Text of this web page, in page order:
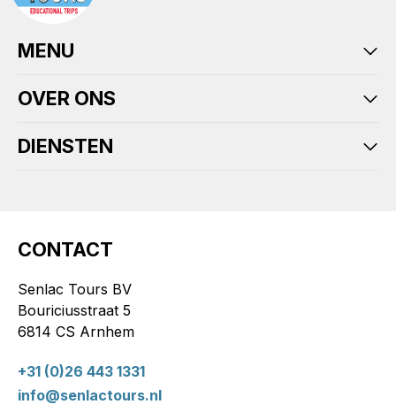
MENU
OVER ONS
DIENSTEN
CONTACT
Senlac Tours BV
Bouriciusstraat 5
6814 CS Arnhem
+31 (0)26 443 1331
info@senlactours.nl